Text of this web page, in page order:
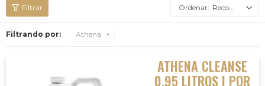
Recomendados
Filtrando por: Athena
ATHENA CLEANSE
0,95 LITROS | POR